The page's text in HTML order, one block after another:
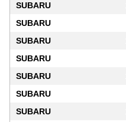
SUBARU
SUBARU
SUBARU
SUBARU
SUBARU
SUBARU
SUBARU